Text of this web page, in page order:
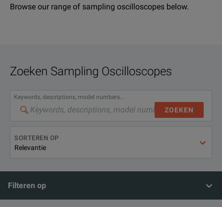
Browse our range of sampling oscilloscopes below.
Zoeken Sampling Oscilloscopes
Keywords, descriptions, model numbers...
ZOEKEN
SORTEREN OP
Filteren op